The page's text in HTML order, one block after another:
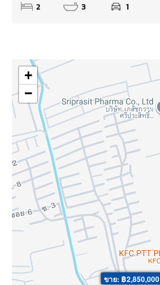
2
3 1
ขาย: ฿2,850,000
+
−